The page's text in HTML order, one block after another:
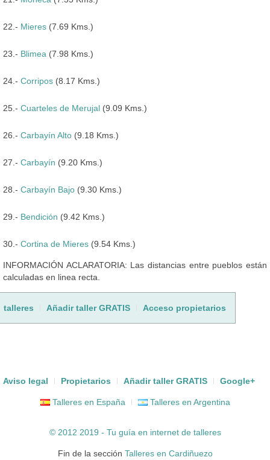
22.- Mieres (7.69 Kms.)
23.- Blimea (7.98 Kms.)
24.- Corripos (8.17 Kms.)
25.- Cuarteles de Merujal (9.09 Kms.)
26.- Carbayín Alto (9.18 Kms.)
27.- Carbayín (9.20 Kms.)
28.- Carbayín Bajo (9.30 Kms.)
29.- Bendición (9.42 Kms.)
30.- Cortina de Mieres (9.54 Kms.)
INFORMACIÓN ACLARATORIA: Las distancias entre pueblos están
calculadas en linea recta.
talleres Añadir taller GRATIS Acceso propietarios
Aviso legal Propietarios Añadir taller GRATIS Google+
Talleres en España Talleres en Argentina
© 2012 2019 - Tu guía en internet de talleres
Fin de la sección Talleres en Cardiñuezo